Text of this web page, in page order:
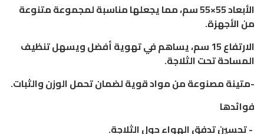
الأبعاد 55×55 سم، مما يجعلها مناسبة لمجموعة متنوعة
من الأجهزة.
الارتفاع 15 سم، يساهم في تهوية أفضل ويسهل تنظيف
المساحة تحت الثلاجة.
-متينة مصنوعة من مواد قوية لضمان تحمل الوزن والثبات.
فوائدها
- تحسين تدفق الهواء حول الثلاجة.